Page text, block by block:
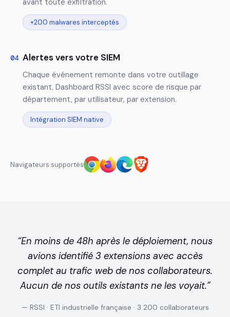
avant toute exfiltration.
+200 malwares interceptés
04 Alertes vers votre SIEM
Chaque événement remonte dans votre outillage
existant. Dashboard RSSI avec score de risque par
département, par utilisateur, par extension.
Intégration SIEM native
Navigateurs supportés
“En moins de 48h après le déploiement, nous
avions identifié 3 extensions avec accès
complet au trafic web de nos collaborateurs.
Aucun de nos outils existants ne les voyait.”
— RSSI · ETI industrielle française · 3 200 collaborateurs